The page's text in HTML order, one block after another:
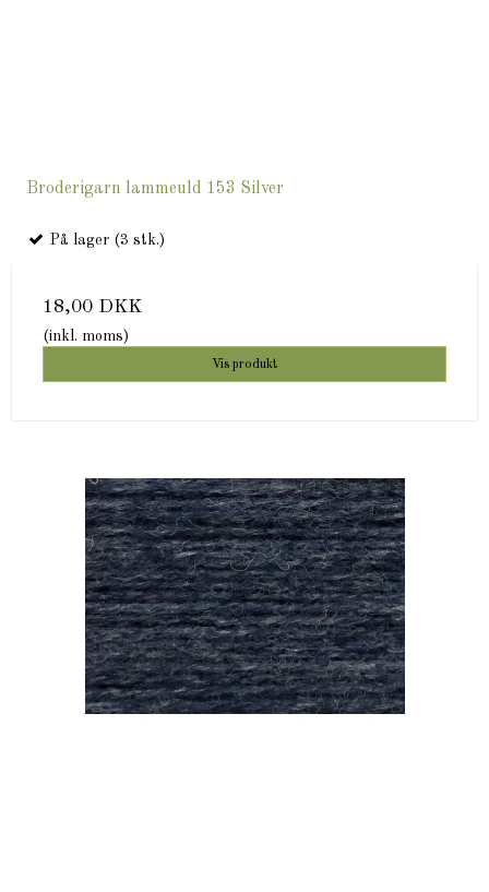
Broderigarn lammeuld 153 Silver
På lager (3 stk.)
18,00 DKK
(inkl. moms)
Vis produkt